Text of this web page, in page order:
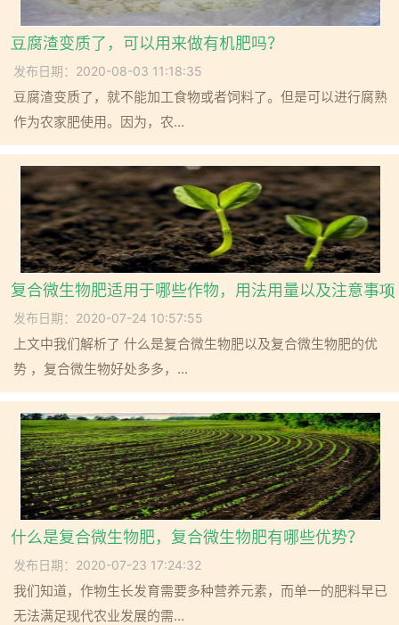
豆腐渣变质了，可以用来做有机肥吗？
发布日期：2020-08-03 11:18:35
豆腐渣变质了，就不能加工食物或者饲料了。但是可以进行腐熟
作为农家肥使用。因为，农...
复合微生物肥适用于哪些作物，用法用量以及注意事项
发布日期：2020-07-24 10:57:55
上文中我们解析了 什么是复合微生物肥以及复合微生物肥的优
势 ，复合微生物好处多多，...
什么是复合微生物肥，复合微生物肥有哪些优势？
发布日期：2020-07-23 17:24:32
我们知道，作物生长发育需要多种营养元素，而单一的肥料早已
无法满足现代农业发展的需...